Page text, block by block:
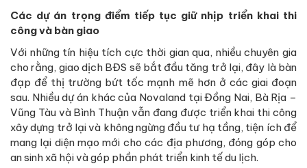
Các dự án trọng điểm tiếp tục giữ nhịp triển khai thi
công và bàn giao
Với những tín hiệu tích cực thời gian qua, nhiều chuyên gia
cho rằng, giao dịch BĐS sẽ bắt đầu tăng trở lại, đây là bàn
đạp để thị trường bứt tốc mạnh mẽ hơn ở các giai đoạn
sau. Nhiều dự án khác của Novaland tại Đồng Nai, Bà Rịa –
Vũng Tàu và Bình Thuận vẫn đang được triển khai thi công
xây dựng trở lại và không ngừng đầu tư hạ tầng, tiện ích để
mang lại diện mạo mới cho các địa phương, đóng góp cho
an sinh xã hội và góp phần phát triển kinh tế du lịch.